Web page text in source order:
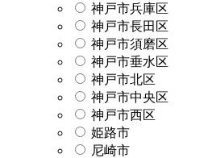
神戸市兵庫区
神戸市長田区
神戸市須磨区
神戸市垂水区
神戸市北区
神戸市中央区
神戸市西区
姫路市
尼崎市